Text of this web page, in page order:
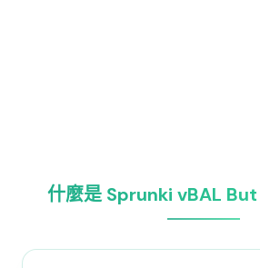
什麼是 Sprunki vBAL